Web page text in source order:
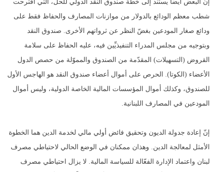
إنّ البعض أيضاً يستند إلى خطة صندوق النقد الدولي للحل، التي اقترحت
شطب معظم الودائع بالدولار من موازنات المصارف والحفاظ فقط على
ودائع صغار المودعين بغضّ النظر عن ثرواتهم الأخرى. صندوق النقد
وبتوجيه من مجلس المدراء التنفيذيِّين فيه، عليه الحفاظ على سلامة
القروض (التسهيلات) المقدّمة من الصندوق والمموّلة من حصص الدول
الأعضاء (الكوتا). الحرص على أموال أعضاء صندوق النقد هو الهاجس الأول
للصندوق، وكذلك أموال المؤسسات المالية الخاصة الدولية، وليس أموال
المودعين في المصارف اللبنانية.
إنّ إعادة جدولة الديون وتحقيق فائض أولي مالي لخدمة الدين هما الخطوة
الأمثل لمعالجة الدين. وهذان ممكنان في الوضع الحالي لاحتياطي مصرف
لبنان واعتماد الإدارة الفعّالة للسياسة المالية. لا يزال احتياطي مصرف